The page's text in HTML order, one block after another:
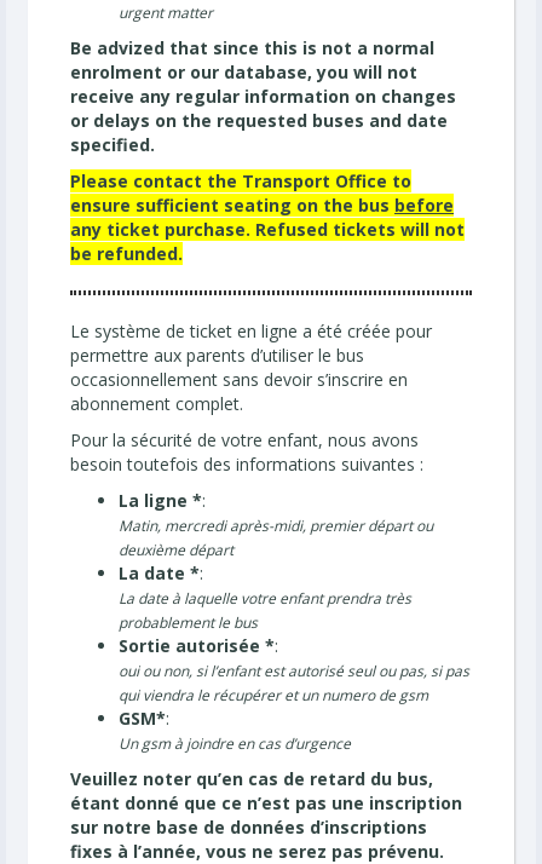
urgent matter
Be advized that since this is not a normal
enrolment or our database, you will not
receive any regular information on changes
or delays on the requested buses and date
specified.
Please contact the Transport Office to
ensure sufficient seating on the bus before
any ticket purchase. Refused tickets will not
be refunded.
Le système de ticket en ligne a été créée pour
permettre aux parents d’utiliser le bus
occasionnellement sans devoir s’inscrire en
abonnement complet.
Pour la sécurité de votre enfant, nous avons
besoin toutefois des informations suivantes :
La ligne *:
Matin, mercredi après-midi, premier départ ou
deuxième départ
La date *:
La date à laquelle votre enfant prendra très
probablement le bus
Sortie autorisée *:
oui ou non, si l’enfant est autorisé seul ou pas, si pas
qui viendra le récupérer et un numero de gsm
GSM*:
Un gsm à joindre en cas d’urgence
Veuillez noter qu’en cas de retard du bus,
étant donné que ce n’est pas une inscription
sur notre base de données d’inscriptions
fixes à l’année, vous ne serez pas prévenu.